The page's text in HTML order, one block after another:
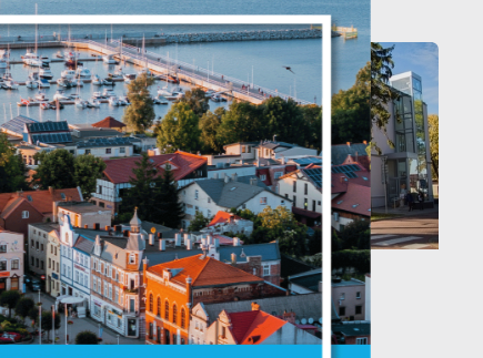
13 - 08 - 2026
Teatralne lato - Roszpunka